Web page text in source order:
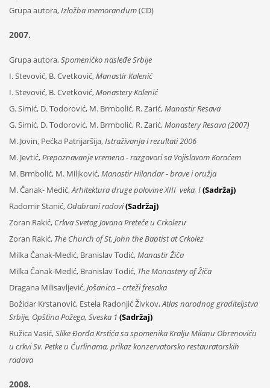
Grupa autora,Izložba memorandum(CD)
2007.
Grupa autora,Spomeničko nasleđe Srbije
I. Stevović, B. Cvetković,Manastir Kalenić
I. Stevović, B. Cvetković,Monastery Kalenić
G. Simić, D. Todorović, M. Brmbolić, R. Zarić,Manastir Resava
G. Simić, D. Todorović, M. Brmbolić, R. Zarić,Monastery Resava (2007)
M. Jovin, Pećka Patrijaršija,Istraživanja i rezultati 2006
M. Jevtić,Prepoznavanje vremena - razgovori sa Vojislavom Koraćem
M. Brmbolić, M. Miljković,Manastir Hilandar - brave i oružja
M. Čanak- Medić,Arhitektura druge polovine XIII veka, I(Sadržaj)
Radomir Stanić, Odabrani radovi(Sadržaj)
Zoran Rakić, Crkva Svetog Jovana Preteče u Crkolezu
Zoran Rakić, The Church of St. John the Baptist at Crkolez
Milka Čanak-Medić, Branislav Todić,Manastir Žiča
Milka Čanak-Medić, Branislav Todić, The Monastery of Žiča
Dragana Milisavljević,Jošanica – crteži fresaka
Božidar Krstanović, Estela Radonjić Živkov,Atlas narodnog graditeljstva
Srbije, Opština Požega, Sveska 1 (Sadržaj)
Ružica Vasić,Slike Đorđa Krstića sa spomenika Kralju Milanu Obrenoviću
u crkvi Sv. Petke u Ćurlinama, prikaz konzervatorsko restauratorskih
radova
2008.